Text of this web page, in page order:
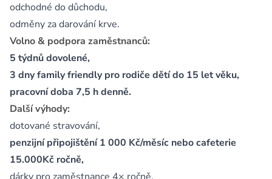
odchodné do důchodu,
odměny za darování krve.
Volno & podpora zaměstnanců:
5 týdnů dovolené,
3 dny family friendly pro rodiče dětí do 15 let věku,
pracovní doba 7,5 h denně.
Další výhody:
dotované stravování,
penzijní připojištění 1 000 Kč/měsíc nebo cafeterie
15.000Kč ročně,